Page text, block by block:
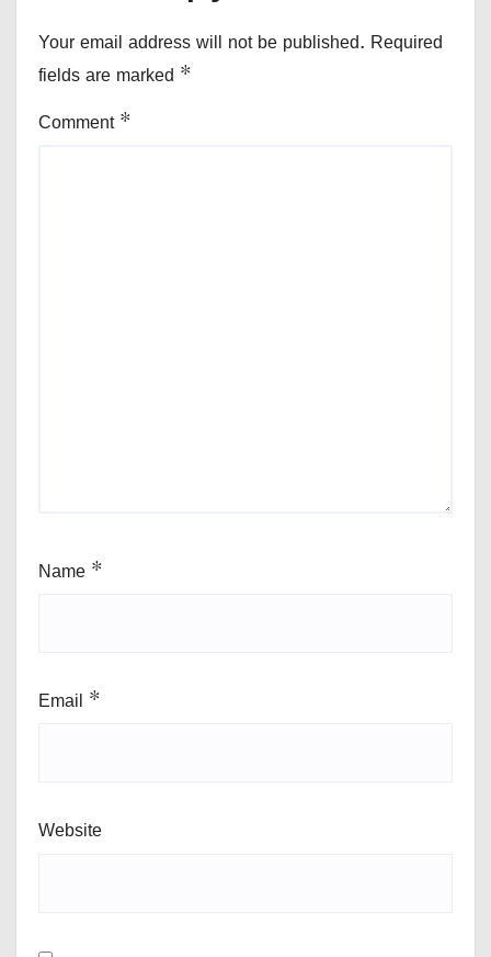
Your email address will not be published. Required
fields are marked *
Comment *
Name *
Email *
Website